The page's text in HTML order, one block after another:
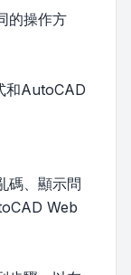
的操作方
和AutoCAD
碼、顯示問
Web